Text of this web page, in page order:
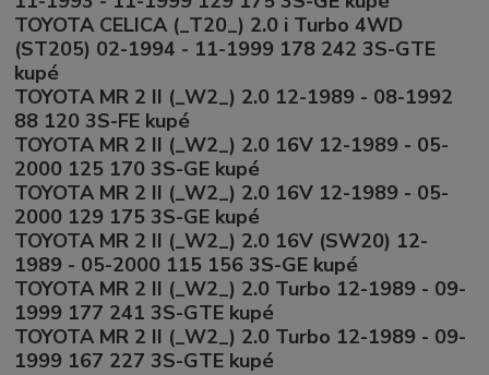
TOYOTA CELICA (_T20_) 2.0 i Turbo 4WD
(ST205) 02-1994 - 11-1999 178 242 3S-GTE
kupé
TOYOTA MR 2 II (_W2_) 2.0 12-1989 - 08-1992
88 120 3S-FE kupé
TOYOTA MR 2 II (_W2_) 2.0 16V 12-1989 - 05-
2000 125 170 3S-GE kupé
TOYOTA MR 2 II (_W2_) 2.0 16V 12-1989 - 05-
2000 129 175 3S-GE kupé
TOYOTA MR 2 II (_W2_) 2.0 16V (SW20) 12-
1989 - 05-2000 115 156 3S-GE kupé
TOYOTA MR 2 II (_W2_) 2.0 Turbo 12-1989 - 09-
1999 177 241 3S-GTE kupé
TOYOTA MR 2 II (_W2_) 2.0 Turbo 12-1989 - 09-
1999 167 227 3S-GTE kupé